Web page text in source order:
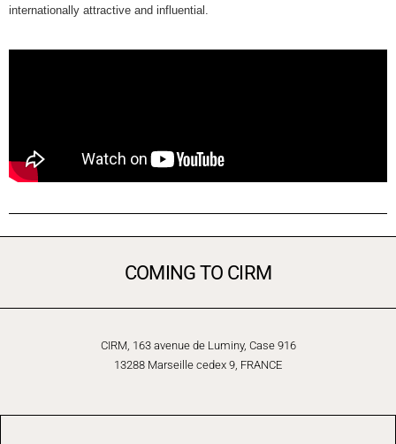
internationally attractive and influential.
COMING TO CIRM
CIRM, 163 avenue de Luminy, Case 916
13288 Marseille cedex 9, FRANCE